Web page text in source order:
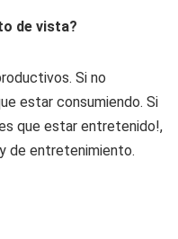
de vista?
Si no
estar consumiendo. Si
que estar entretenido!,
de entretenimiento.